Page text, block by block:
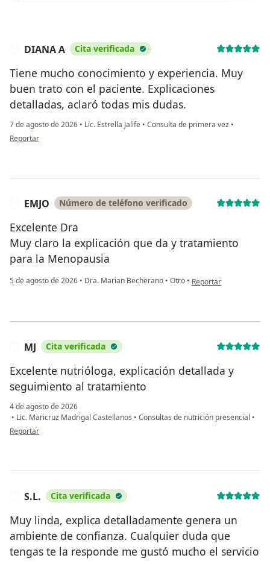
DIANA A Cita verificada
Tiene mucho conocimiento y experiencia. Muy
buen trato con el paciente. Explicaciones
detalladas, aclaró todas mis dudas.
7 de agosto de 2026 • Lic. Estrella Jalife • Consulta de primera vez •
en opinión del usuario DIANA A
Reportar
EMJO Número de teléfono verificado
Excelente Dra
Muy claro la explicación que da y tratamiento
para la Menopausia
5 de agosto de 2026 • Dra. Marian Becherano • Otro • en opinión del usuario
Reportar
MJ Cita verificada
Excelente nutrióloga, explicación detallada y
seguimiento al tratamiento
4 de agosto de 2026
• Lic. Maricruz Madrigal Castellanos • Consultas de nutrición presencial •
en opinión del usuario MJ
Reportar
S.L. Cita verificada
Muy linda, explica detalladamente genera un
ambiente de confianza. Cualquier duda que
tengas te la responde me gustó mucho el servicio